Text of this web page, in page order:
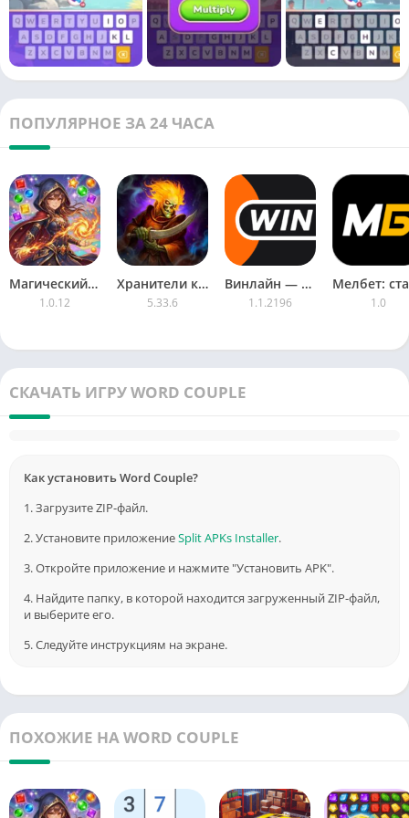
заставляющих задуматься головоломок.
— Идеально подходит для всех возрастов, от подростков до
пожилых людей.
ПОПУЛЯРНОЕ ЗА 24 ЧАСА
Магический мир
1.0.12
Хранители карт и магии (Keepers mobi)
5.33.6
Винлайн — ставки на спорт
1.1.2196 1.0
СКАЧАТЬ ИГРУ WORD COUPLE
Как установить Word Couple?
1. Загрузите ZIP-файл.
2. Установите приложениеSplit APKs Installer.
3. Откройте приложение и нажмите "Установить APK".
4. Найдите папку, в которой находится загруженный ZIP-файл,
и выберите его.
5. Следуйте инструкциям на экране.
ПОХОЖИЕ НА WORD COUPLE